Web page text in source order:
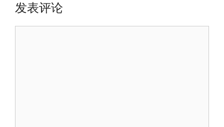
发表评论